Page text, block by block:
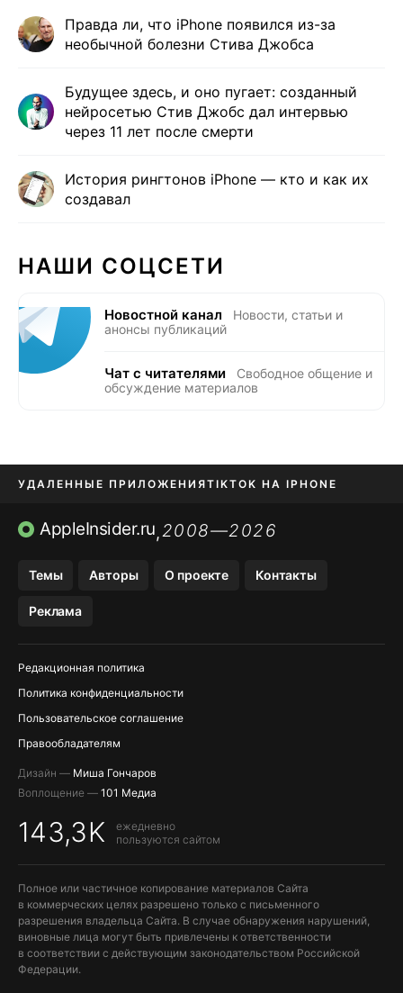
Правда ли, что iPhone появился из-за
необычной болезни Стива Джобса
Будущее здесь, и оно пугает: созданный
нейросетью Стив Джобс дал интервью
через 11 лет после смерти
История рингтонов iPhone — кто и как их
создавал
НАШИ СОЦСЕТИ
Новостной канал
Новости, статьи и
анонсы публикаций
Чат с читателями
Свободное общение и
обсуждение материалов
УДАЛЕННЫЕ ПРИЛОЖЕНИЯTIKTOK НА IPHONE
ПРИЛОЖЕНИЯ БЕЗ APP STORE
AppleInsider.ru,2008—2026
Темы Авторы О проекте Контакты
Реклама
Редакционная политика
Политика конфиденциальности
Пользовательское соглашение
Правообладателям
Дизайн — Миша Гончаров
Воплощение — 101 Медиа
143,3K
ежедневно
пользуются сайтом
Полное или частичное копирование материалов Сайта
в коммерческих целях разрешено только с письменного
разрешения владельца Сайта. В случае обнаружения нарушений,
виновные лица могут быть привлечены к ответственности
в соответствии с действующим законодательством Российской
Федерации.